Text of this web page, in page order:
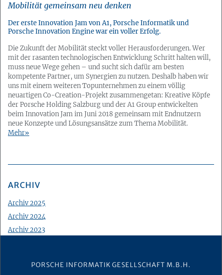
Mobilität gemeinsam neu denken
Der erste Innovation Jam von A1, Porsche Informatik und
Porsche Innovation Engine war ein voller Erfolg.
Die Zukunft der Mobilität steckt voller Herausforderungen. Wer
mit der rasanten technologischen Entwicklung Schritt halten will,
muss neue Wege gehen – und sucht sich dafür am besten
kompetente Partner, um Synergien zu nutzen. Deshalb haben wir
uns mit einem weiteren Topunternehmen zu einem völlig
neuartigen Co-Creation-Projekt zusammengetan: Kreative Köpfe
der Porsche Holding Salzburg und der A1 Group entwickelten
beim Innovation Jam im Juni 2018 gemeinsam mit Endnutzern
neue Konzepte und Lösungsansätze zum Thema Mobilität.
Mehr
ARCHIV
Archiv 2025
Archiv 2024
Archiv 2023
Archiv 2020
PORSCHE INFORMATIK GESELLSCHAFT M.B.H.